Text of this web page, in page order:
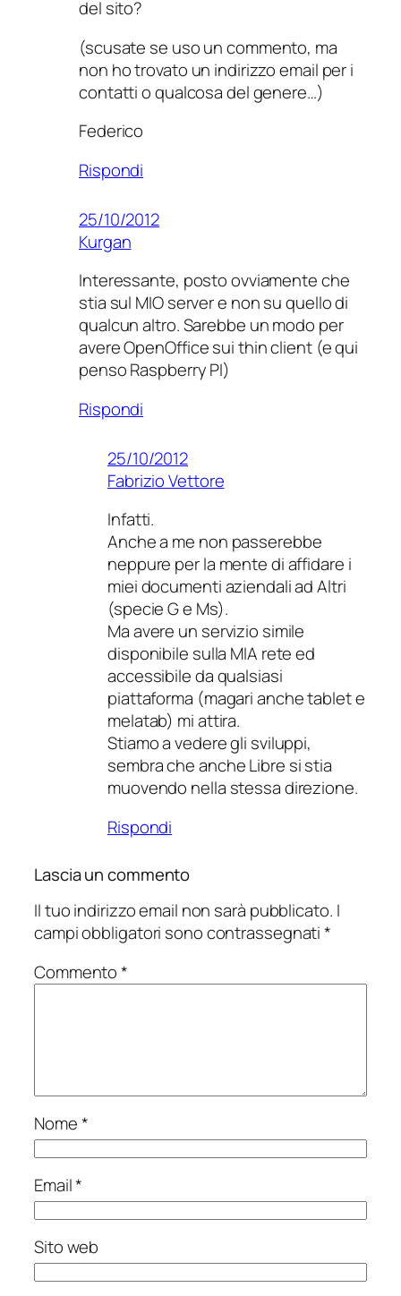
del sito?
(scusate se uso un commento, ma
non ho trovato un indirizzo email per i
contatti o qualcosa del genere…)
Federico
Rispondi
25/10/2012
Kurgan
Interessante, posto ovviamente che
stia sul MIO server e non su quello di
qualcun altro. Sarebbe un modo per
avere OpenOffice sui thin client (e qui
penso Raspberry PI)
Rispondi
25/10/2012
Fabrizio Vettore
Infatti.
Anche a me non passerebbe
neppure per la mente di affidare i
miei documenti aziendali ad Altri
(specie G e Ms).
Ma avere un servizio simile
disponibile sulla MIA rete ed
accessibile da qualsiasi
piattaforma (magari anche tablet e
melatab) mi attira.
Stiamo a vedere gli sviluppi,
sembra che anche Libre si stia
muovendo nella stessa direzione.
Rispondi
Lascia un commento
Il tuo indirizzo email non sarà pubblicato. I
campi obbligatori sono contrassegnati*
Commento*
Nome*
Email*
Sito web